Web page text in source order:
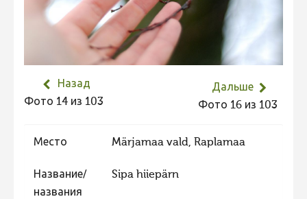
Фотоконкурс 2023
Не учитываются 2023
Видео 2023
Фотоконкурс 2022
Видео 2022
Видео 2021
Назад
Фото 14 из 103
Дальше
Фото 16 из 103
Место Märjamaa vald, Raplamaa
Название/
названия
Sipa hiiepärn